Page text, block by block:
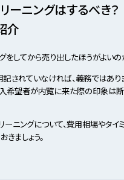
ーニングはするべき？
介
をしてから売り出したほうがよい
されていなければ、義務ではあ
希望者が内覧に来た際の印象は
ニングについて、費用相場やタ
ましょう。